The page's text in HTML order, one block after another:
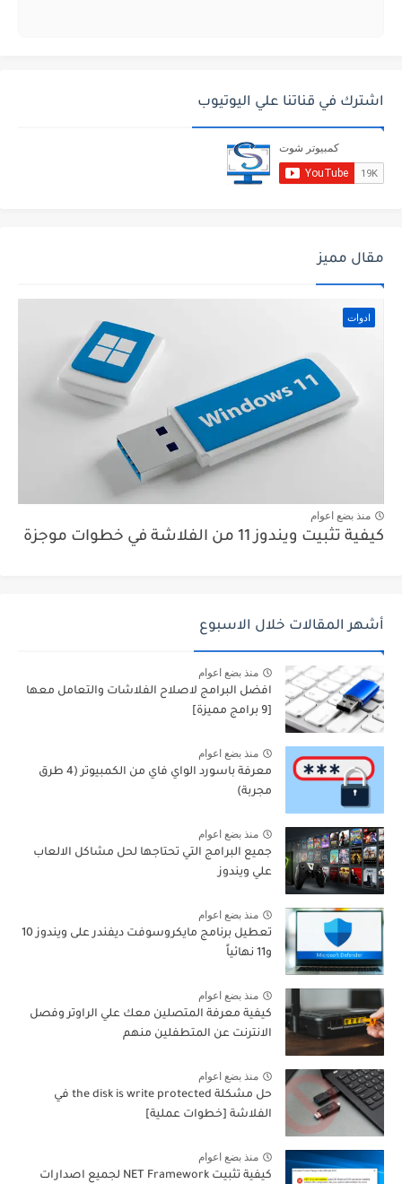
اشترك في قناتنا علي اليوتيوب
مقال مميز
ادوات
منذ بضع اعوام
كيفية تثبيت ويندوز 11 من الفلاشة في خطوات موجزة
أشهر المقالات خلال الاسبوع
منذ بضع اعوام
افضل البرامج لاصلاح الفلاشات والتعامل معها
[9 برامج مميزة]
منذ بضع اعوام
معرفة باسورد الواي فاي من الكمبيوتر (4 طرق
مجربة)
منذ بضع اعوام
جميع البرامج التي تحتاجها لحل مشاكل الالعاب
علي ويندوز
منذ بضع اعوام
تعطيل برنامج مايكروسوفت ديفندر على ويندوز 10
و11 نهائياً
منذ بضع اعوام
كيفية معرفة المتصلين معك علي الراوتر وفصل
الانترنت عن المتطفلين منهم
منذ بضع اعوام
حل مشكلة the disk is write protected في
الفلاشة [خطوات عملية]
منذ بضع اعوام
كيفية تثبيت NET Framework لجميع اصدارات